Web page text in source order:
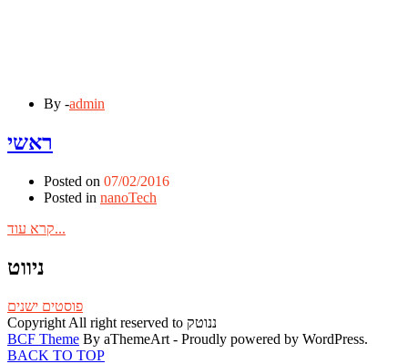
By -admin
ראשי
Posted on 07/02/2016
Posted in nanoTech
קרא עוד...
ניווט
פוסטים ישנים
Copyright All right reserved to ננוטק
BCF Theme By aThemeArt - Proudly powered by WordPress.
BACK TO TOP